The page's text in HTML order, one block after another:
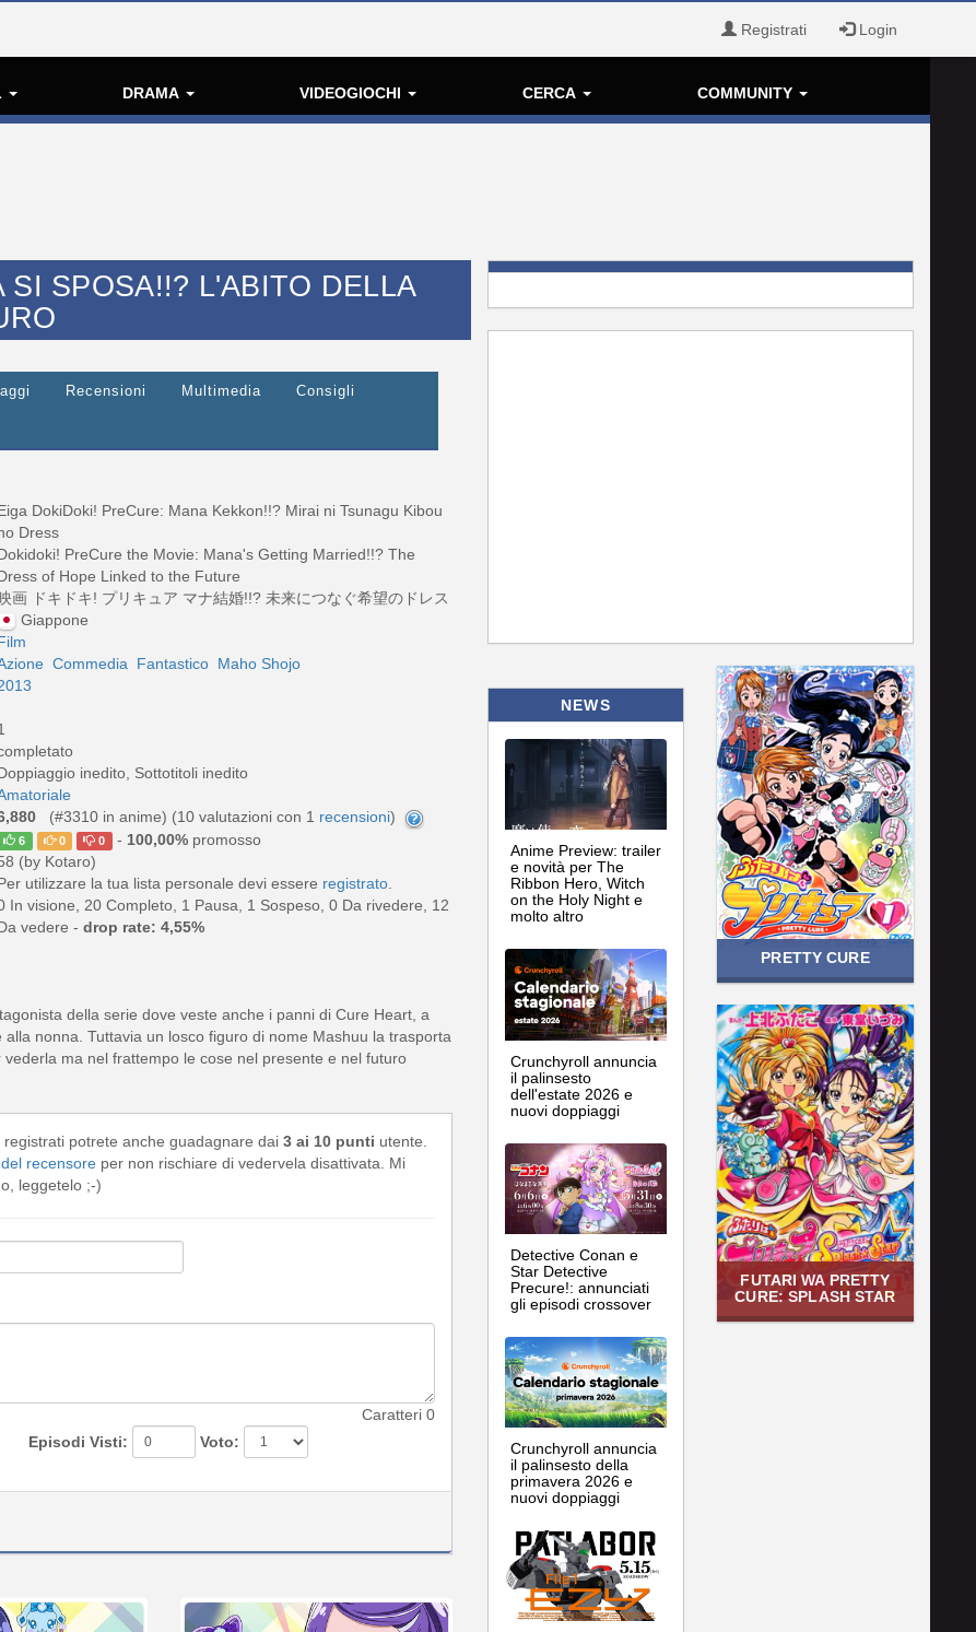
Registrati Login
DRAMA VIDEOGIOCHI CERCA COMMUNITY
SPOSA!!? L'ABITO DELLA
Recensioni Multimedia Consigli
DokiDoki! PreCure: Mana Kekkon!!? Mirai ni Tsunagu Kibou
Dress
PreCure the Movie: Mana's Getting Married!!? The
of Hope Linked to the Future
画 ドキドキ! プリキュア マナ結婚!!? 未来につなぐ希望のドレス
Giappone
Commedia Fantastico Maho Shojo
inedito, Sottotitoli inedito
(#3310 in anime) (10 valutazioni con 1 recensioni)
6 0 0 - 100,00%promosso
(by Kotaro)
utilizzare la tua lista personale devi essere registrato
In visione, 20 Completo, 1 Pausa, 1 Sospeso, 0 Da rivedere, 12
vedere - drop rate: 4,55%
della serie dove veste anche i panni di Cure Heart, a
nonna. Tuttavia un losco figuro di nome Mashuu la trasporta
ma nel frattempo le cose nel presente e nel futuro
potrete anche guadagnare dai 3 ai 10 punti utente.
recensore per non rischiare di vedervela disattivata. Mi
leggetelo ;-)
Caratteri 0
Episodi Visti:
Voto:
NEWS
Anime Preview: trailer
e novità per The
Ribbon Hero, Witch
on the Holy Night e
molto altro
Crunchyroll annuncia
il palinsesto
dell'estate 2026 e
nuovi doppiaggi
Detective Conan e
Star Detective
Precure!: annunciati
gli episodi crossover
Crunchyroll annuncia
il palinsesto della
primavera 2026 e
nuovi doppiaggi
PRETTY CURE
FUTARI WA PRETTY
CURE: SPLASH STAR